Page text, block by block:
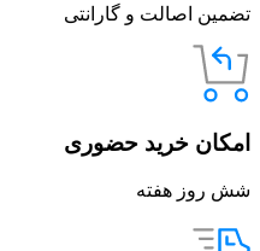
تضمین اصالت و گارانتی
امکان خرید حضوری
شش روز هفته